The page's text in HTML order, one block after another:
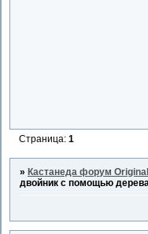
Страница:1
»Кастанеда форум Original
двойник с помощью дерева